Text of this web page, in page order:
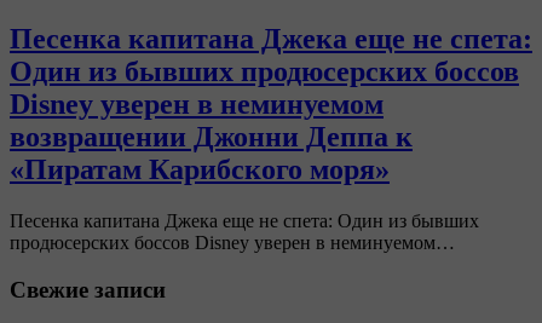
Песенка капитана Джека еще не спета:
Один из бывших продюсерских боссов
Disney уверен в неминуемом
возвращении Джонни Деппа к
«Пиратам Карибского моря»
Песенка капитана Джека еще не спета: Один из бывших
продюсерских боссов Disney уверен в неминуемом…
Свежие записи